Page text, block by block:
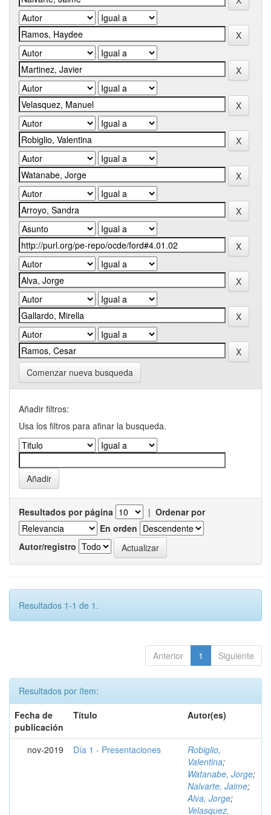
Comenzar nueva busqueda
Añadir filtros:
Usa los filtros para afinar la busqueda.
Resultados por página | Ordenar por
En orden
Autor/registro
Resultados 1-1 de 1.
Anterior 1 Siguiente
Resultados por ítem:
Fecha de
publicación
Título Autor(es)
nov-2019 Día 1 - Presentaciones
Robiglio,
Valentina;
Watanabe, Jorge;
Nalvarte, Jaime;
Alva, Jorge;
Velasquez,